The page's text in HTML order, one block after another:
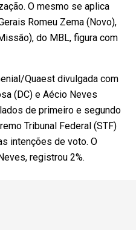
O mesmo se aplica
Romeu Zema (Novo),
do MBL, figura com
Quaest divulgada com
(DC) e Aécio Neves
de primeiro e segundo
Tribunal Federal (STF)
intenções de voto. O
registrou 2%.